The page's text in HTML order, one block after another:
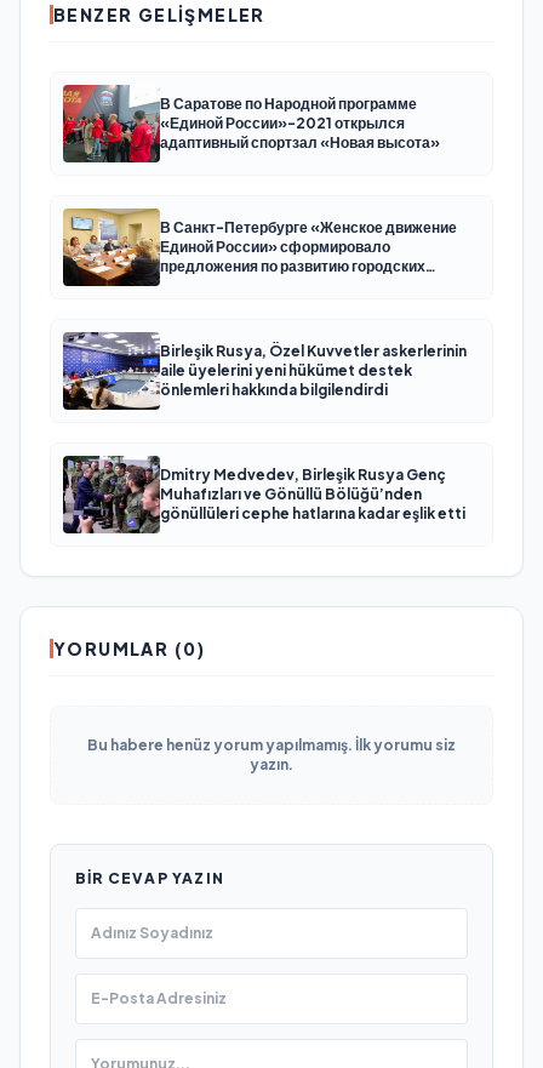
BENZER GELIŞMELER
В Саратове по Народной программе
«Единой России»-2021 открылся
адаптивный спортзал «Новая высота»
В Санкт-Петербурге «Женское движение
Единой России» сформировало
предложения по развитию городских
Birleşik Rusya, Özel Kuvvetler askerlerinin
aile üyelerini yeni hükümet destek
önlemleri hakkında bilgilendirdi
Dmitry Medvedev, Birleşik Rusya Genç
Muhafızları ve Gönüllü Bölüğü’nden
gönüllüleri cephe hatlarına kadar eşlik etti
YORUMLAR (0)
Bu habere henüz yorum yapılmamış. İlk yorumu siz
yazın.
BIR CEVAP YAZIN